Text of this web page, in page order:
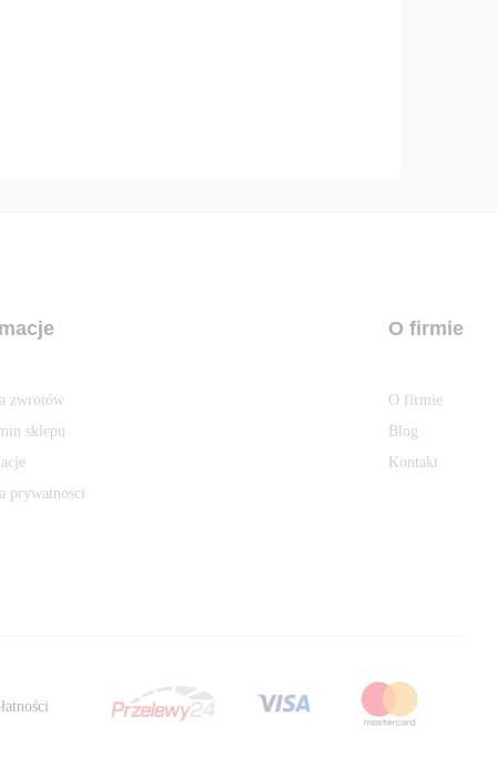
zwrotów
sklepu
prywatności
O firmie
O firmie
Blog
Kontakt